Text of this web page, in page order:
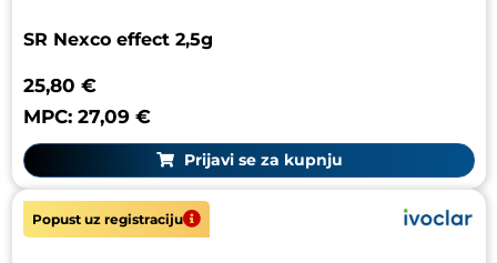
SR Nexco effect 2,5g
25,80 €
MPC: 27,09 €
Prijavi se za kupnju
Popust uz registraciju